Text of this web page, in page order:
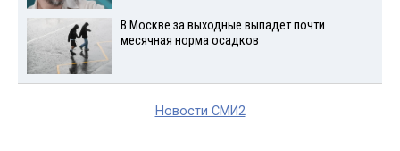
В Москве за выходные выпадет почти
месячная норма осадков
Новости СМИ2